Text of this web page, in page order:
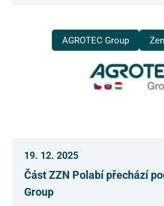
AGROTEC Group
19. 12. 2025
Část ZZN Polabí přechází
Group